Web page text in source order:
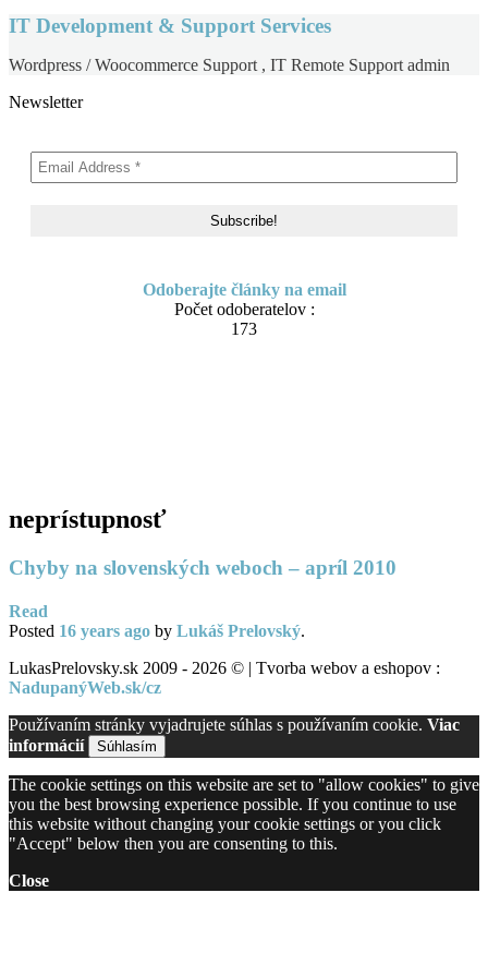
IT Development & Support Services
Wordpress / Woocommerce Support , IT Remote Support admin
Newsletter
Odoberajte články na email
Počet odoberatelov :
173
neprístupnosť
Chyby na slovenských weboch – apríl 2010
Read
Posted 16 years ago by Lukáš Prelovský.
LukasPrelovsky.sk 2009 - 2026 © | Tvorba webov a eshopov :
NadupanýWeb.sk/cz
Používaním stránky vyjadrujete súhlas s používaním cookie. Viac
informácií
Súhlasím
The cookie settings on this website are set to "allow cookies" to give
you the best browsing experience possible. If you continue to use
this website without changing your cookie settings or you click
"Accept" below then you are consenting to this.
Close